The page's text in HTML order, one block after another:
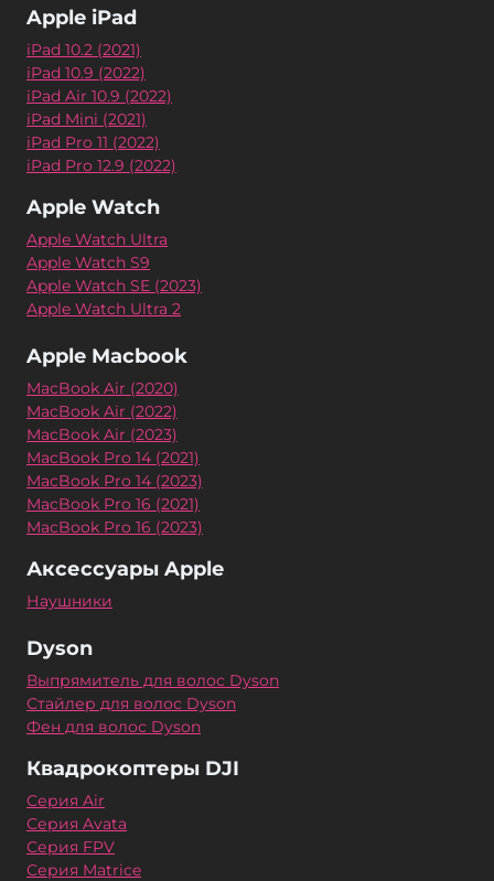
Apple iPad
iPad 10.2 (2021)
iPad 10.9 (2022)
iPad Air 10.9 (2022)
iPad Mini (2021)
iPad Pro 11 (2022)
iPad Pro 12.9 (2022)
Apple Watch
Apple Watch Ultra
Apple Watch S9
Apple Watch SE (2023)
Apple Watch Ultra 2
Apple Macbook
MacBook Air (2020)
MacBook Air (2022)
MacBook Air (2023)
MacBook Pro 14 (2021)
MacBook Pro 14 (2023)
MacBook Pro 16 (2021)
MacBook Pro 16 (2023)
Аксессуары Apple
Наушники
Dyson
Выпрямитель для волос Dyson
Стайлер для волос Dyson
Фен для волос Dyson
Квадрокоптеры DJI
Серия Air
Серия Avata
Серия FPV
Серия Matrice